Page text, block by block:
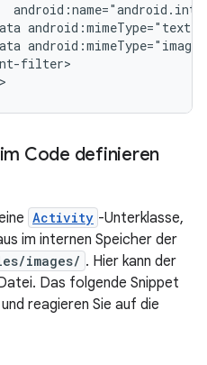
Code definieren
Activity -Unterklasse,
im internen Speicher der
images/ . Hier kann der
Das folgende Snippet
und reagieren Sie auf die